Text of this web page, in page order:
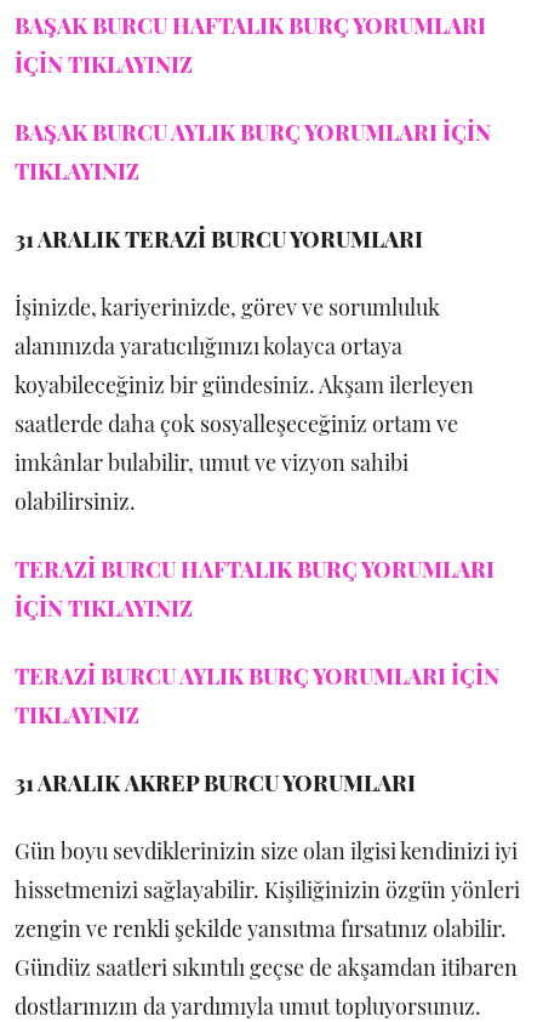
BAŞAK BURCU HAFTALIK BURÇ YORUMLARI
İÇİN TIKLAYINIZ
BAŞAK BURCU AYLIK BURÇ YORUMLARI İÇİN
TIKLAYINIZ
31 ARALIKTERAZİ BURCU YORUMLARI
İşinizde, kariyerinizde, görev ve sorumluluk
alanınızda yaratıcılığınızı kolayca ortaya
koyabileceğiniz bir gündesiniz. Akşam ilerleyen
saatlerde daha çok sosyalleşeceğiniz ortam ve
imkânlar bulabilir, umut ve vizyon sahibi
olabilirsiniz.
TERAZİ BURCU HAFTALIK BURÇ YORUMLARI
İÇİN TIKLAYINIZ
TERAZİ BURCU AYLIK BURÇ YORUMLARI İÇİN
TIKLAYINIZ
31 ARALIKAKREP BURCU YORUMLARI
Gün boyu sevdiklerinizin size olan ilgisi kendinizi iyi
hissetmenizi sağlayabilir. Kişiliğinizin özgün yönleri
zengin ve renkli şekilde yansıtma fırsatınız olabilir.
Gündüz saatleri sıkıntılı geçse de akşamdan itibaren
dostlarınızın da yardımıyla umut topluyorsunuz.